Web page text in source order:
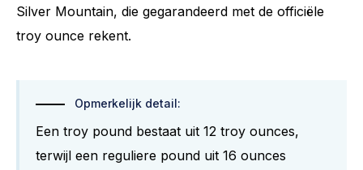
Silver Mountain, die gegarandeerd met de officiële
troy ounce rekent.
Opmerkelijk detail:
Een troy pound bestaat uit 12 troy ounces,
terwijl een reguliere pound uit 16 ounces